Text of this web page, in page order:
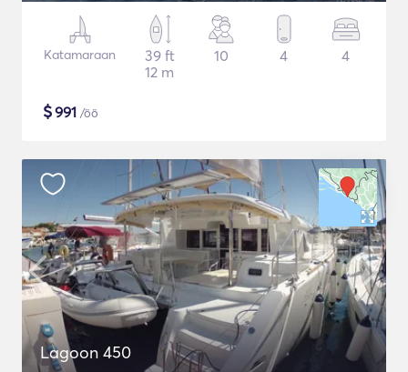
Katamaraan
39 ft
12 m
10 4 4
$991 /öö
Lagoon 450